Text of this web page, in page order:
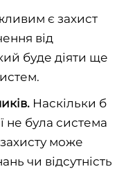
є захист
від
буде діяти ще
Наскільки б
не була система
може
чи відсутність